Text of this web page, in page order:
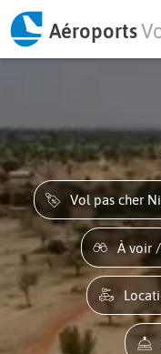
Aéroports
Vol pas cher
À voir